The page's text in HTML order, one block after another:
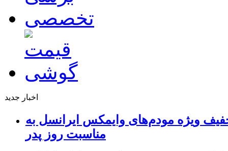
اخبار جدید
ویژه مودم‌های وایمکس ایرانسل به
مناسبت روز پدر